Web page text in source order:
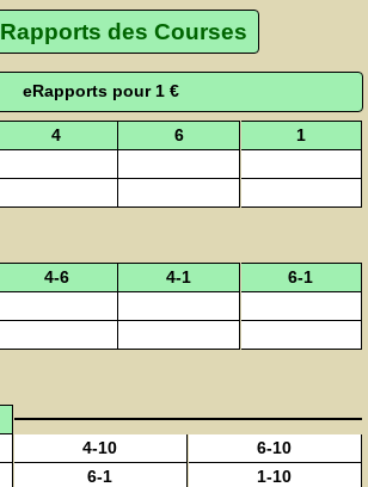
Rapports des Courses
eRapports pour 1 €
4 6
1
4-6 4-1
6-1
4-10
6-10
6-1 1-10